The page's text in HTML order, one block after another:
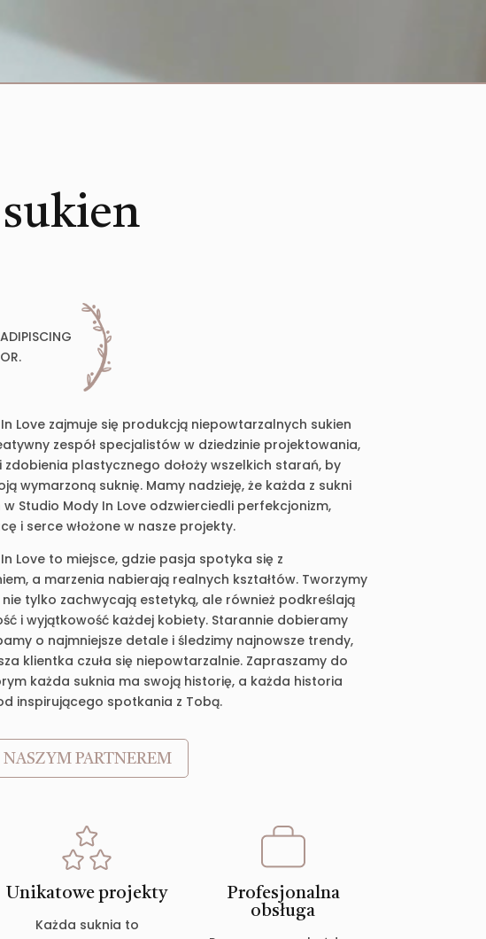
Love zajmuje się produkcją niepowtarzalnych sukien
zespół specjalistów w dziedzinie projektowania,
zdobienia plastycznego dołoży wszelkich starań, by
wymarzoną suknię. Mamy nadzieję, że każda z sukni
Studio Mody In Love odzwierciedli perfekcjonizm,
i serce włożone w nasze projekty.
Love to miejsce, gdzie pasja spotyka się z
a marzenia nabierają realnych kształtów. Tworzymy
tylko zachwycają estetyką, ale również podkreślają
i wyjątkowość każdej kobiety. Starannie dobieramy
o najmniejsze detale i śledzimy najnowsze trendy,
klientka czuła się niepowtarzalnie. Zapraszamy do
każda suknia ma swoją historię, a każda historia
inspirującego spotkania z Tobą.
PARTNEREM
Unikatowe projekty
Każda suknia to
Profesjonalna
obsługa